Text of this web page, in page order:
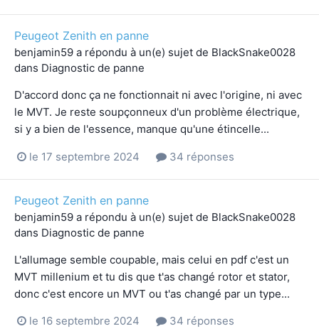
Peugeot Zenith en panne
benjamin59 a répondu à un(e) sujet de BlackSnake0028
dans Diagnostic de panne
D'accord donc ça ne fonctionnait ni avec l'origine, ni avec
le MVT. Je reste soupçonneux d'un problème électrique,
si y a bien de l'essence, manque qu'une étincelle...
le 17 septembre 2024 34 réponses
Peugeot Zenith en panne
benjamin59 a répondu à un(e) sujet de BlackSnake0028
dans Diagnostic de panne
L'allumage semble coupable, mais celui en pdf c'est un
MVT millenium et tu dis que t'as changé rotor et stator,
donc c'est encore un MVT ou t'as changé par un type...
le 16 septembre 2024 34 réponses